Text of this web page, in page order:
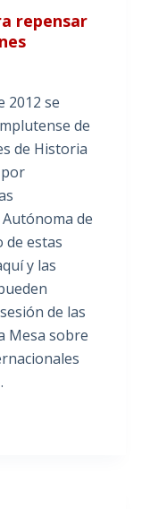
repensar
2012 se
de
de Historia
de
de estas
y las
de las
Mesa sobre